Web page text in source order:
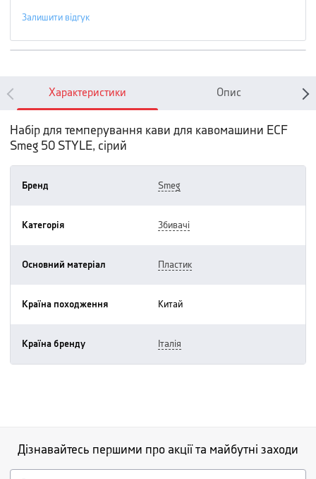
Залишити відгук
Характеристики Опис
Набір для темперування кави для кавомашини ECF
Smeg 50 STYLE, сірий
Бренд smeg
Категорія збивачі
Основний матеріал пластик
Країна походження китай
Країна бренду італія
Дізнавайтесь першими про акції та майбутні заходи